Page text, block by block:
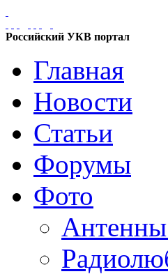
Российский УКВ портал
Главная
Новости
Статьи
Форумы
Фото